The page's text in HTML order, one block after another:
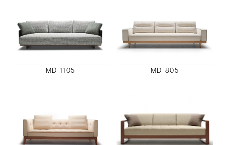
MD-1105 MD-805